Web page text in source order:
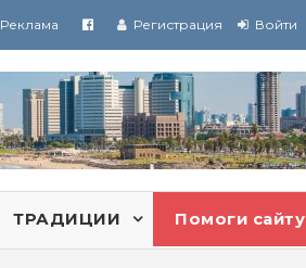
Реклама Регистрация Войти
ТРАДИЦИИ Помоги сайту